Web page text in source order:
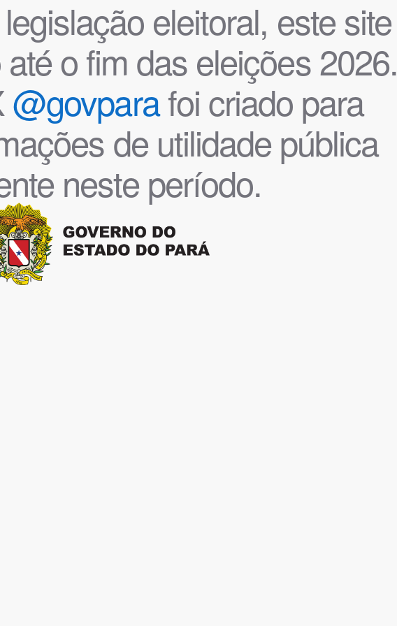
eleitoral, este site
o fim das eleições 2026.
@govparafoi criado para
de utilidade pública
neste período.